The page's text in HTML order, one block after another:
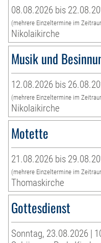
08.08.2026 bis
(mehrere Einzeltermine im
Nikolaikirche
Musik und
12.08.2026 bis
(mehrere Einzeltermine im
Nikolaikirche
Motette
21.08.2026 bis
(mehrere Einzeltermine im
Thomaskirche
Gottesdienst
Sonntag, 23.08.2026 |